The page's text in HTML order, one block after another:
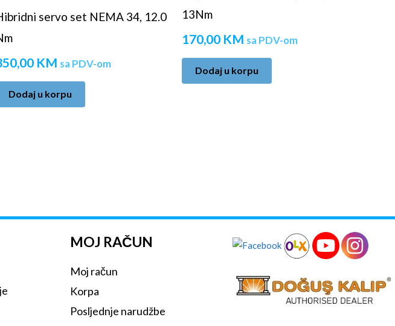
servo set NEMA 34, 12.0
KM sa PDV-om
Dodaj u korpu
13Nm
170,00 KM sa PDV-om
Dodaj u korpu
MOJ RAČUN
Moj račun
Korpa
Posljednje narudžbe